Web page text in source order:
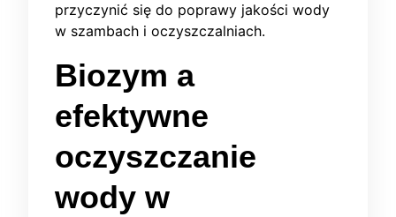
przyczynić się do poprawy jakości wody
w szambach i oczyszczalniach.
Biozym a
efektywne
oczyszczanie
wody w